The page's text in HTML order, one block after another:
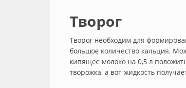
Творог
Творог необходим для
большое количество кальция.
кипящее молоко на 0,5 л
творожка, а вот жидкость